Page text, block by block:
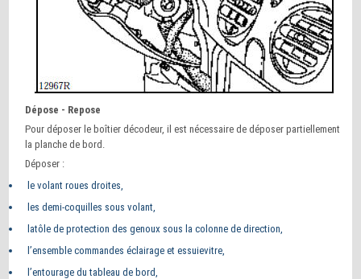
Dépose - Repose
Pour déposer le boîtier décodeur, il est nécessaire de déposer partiellement
la planche de bord.
Déposer :
le volant roues droites,
les demi-coquilles sous volant,
latôle de protection des genoux sous la colonne de direction,
l’ensemble commandes éclairage et essuievitre,
l’entourage du tableau de bord,